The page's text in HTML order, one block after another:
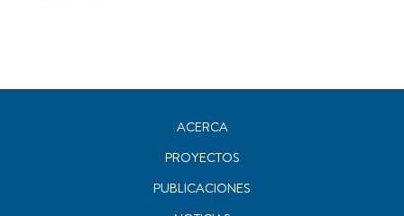
ACERCA
PROYECTOS
PUBLICACIONES